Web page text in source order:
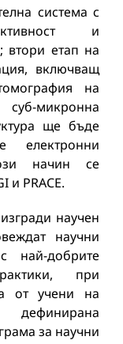
система с
и
втори етап на
включващ
на
микронна
ще бъде
електронни
начин се
и PRACE.
научен
научни
най-добрите
при
от учени на
за научни